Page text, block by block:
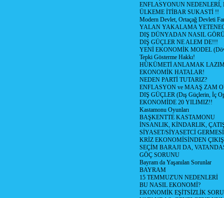
ENFLASYONUN NEDENLERİ,
ÜLKEME İTİBAR SUKASTİ !!
Modern Devlet, Ortaçağ Devleti
YALAN YAKALAMA
DIŞ DÜNYADAN NASIL
DIŞ GÜÇLER NE ALEM DE!!!
YENİ EKONOMİK MODEL
Tepki Gösterme Hakkı!
HÜKÜMETİ ANLAMAK
EKONOMİK HATALAR!
NEDEN PARTİ TUTARIZ?
ENFLASYON ve MAAŞ ZAM
DIŞ GÜÇLER (Dış Güçlerin, İç
EKONOMİDE 20 YILIMIZ!!
Kastamonu Oyunları
BAŞKENTTE KASTAMONU
İNSANLIK, KİNDARLIK,
SİYASET/SİYASETCİ
KRİZ EKONOMİSİNDEN ÇIKIŞ
SEÇİM BARAJI DA,
GÖÇ SORUNU
Bayram da Yaşanılan Sorunlar
BAYRAM
15 TEMMUZ'UN NEDENLERİ
BU NASIL EKONOMİ?
EKONOMİK EŞİTSİZLİK